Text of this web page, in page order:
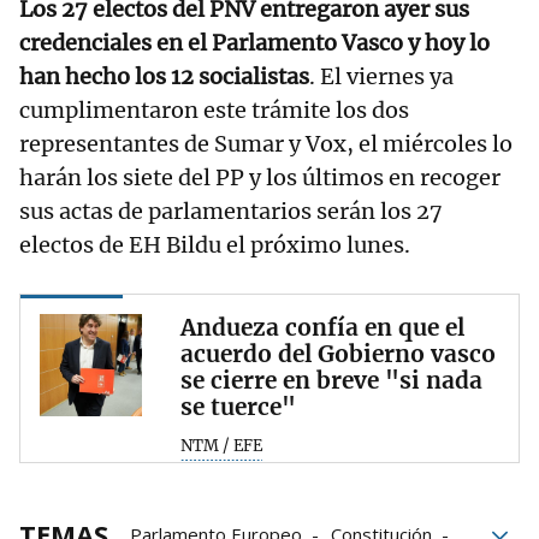
Los 27 electos del PNV entregaron ayer sus
credenciales en el Parlamento Vasco y hoy lo
han hecho los 12 socialistas. El viernes ya
cumplimentaron este trámite los dos
representantes de Sumar y Vox, el miércoles lo
harán los siete del PP y los últimos en recoger
sus actas de parlamentarios serán los 27
electos de EH Bildu el próximo lunes.
Andueza confía en que el
acuerdo del Gobierno vasco
se cierre en breve "si nada
se tuerce"
NTM / EFE
Parlamento Europeo
Constitución